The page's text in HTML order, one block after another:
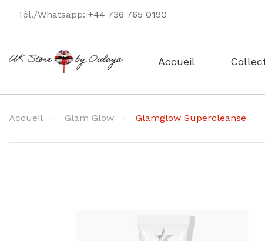
Tél./Whatsapp: +44 736 765 0190
Accueil
Accueil Glam Glow Glamglow Supercleanse